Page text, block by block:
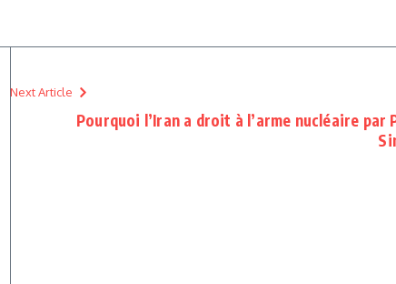
Next Article
Pourquoi l’Iran a droit à l’arme nucléaire par